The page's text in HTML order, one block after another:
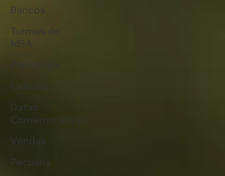
Bancos
Psicologia
Cidades
Datas
Comemorativas
Vendas
Pecuária